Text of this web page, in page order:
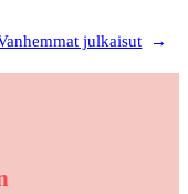
julkaisut →